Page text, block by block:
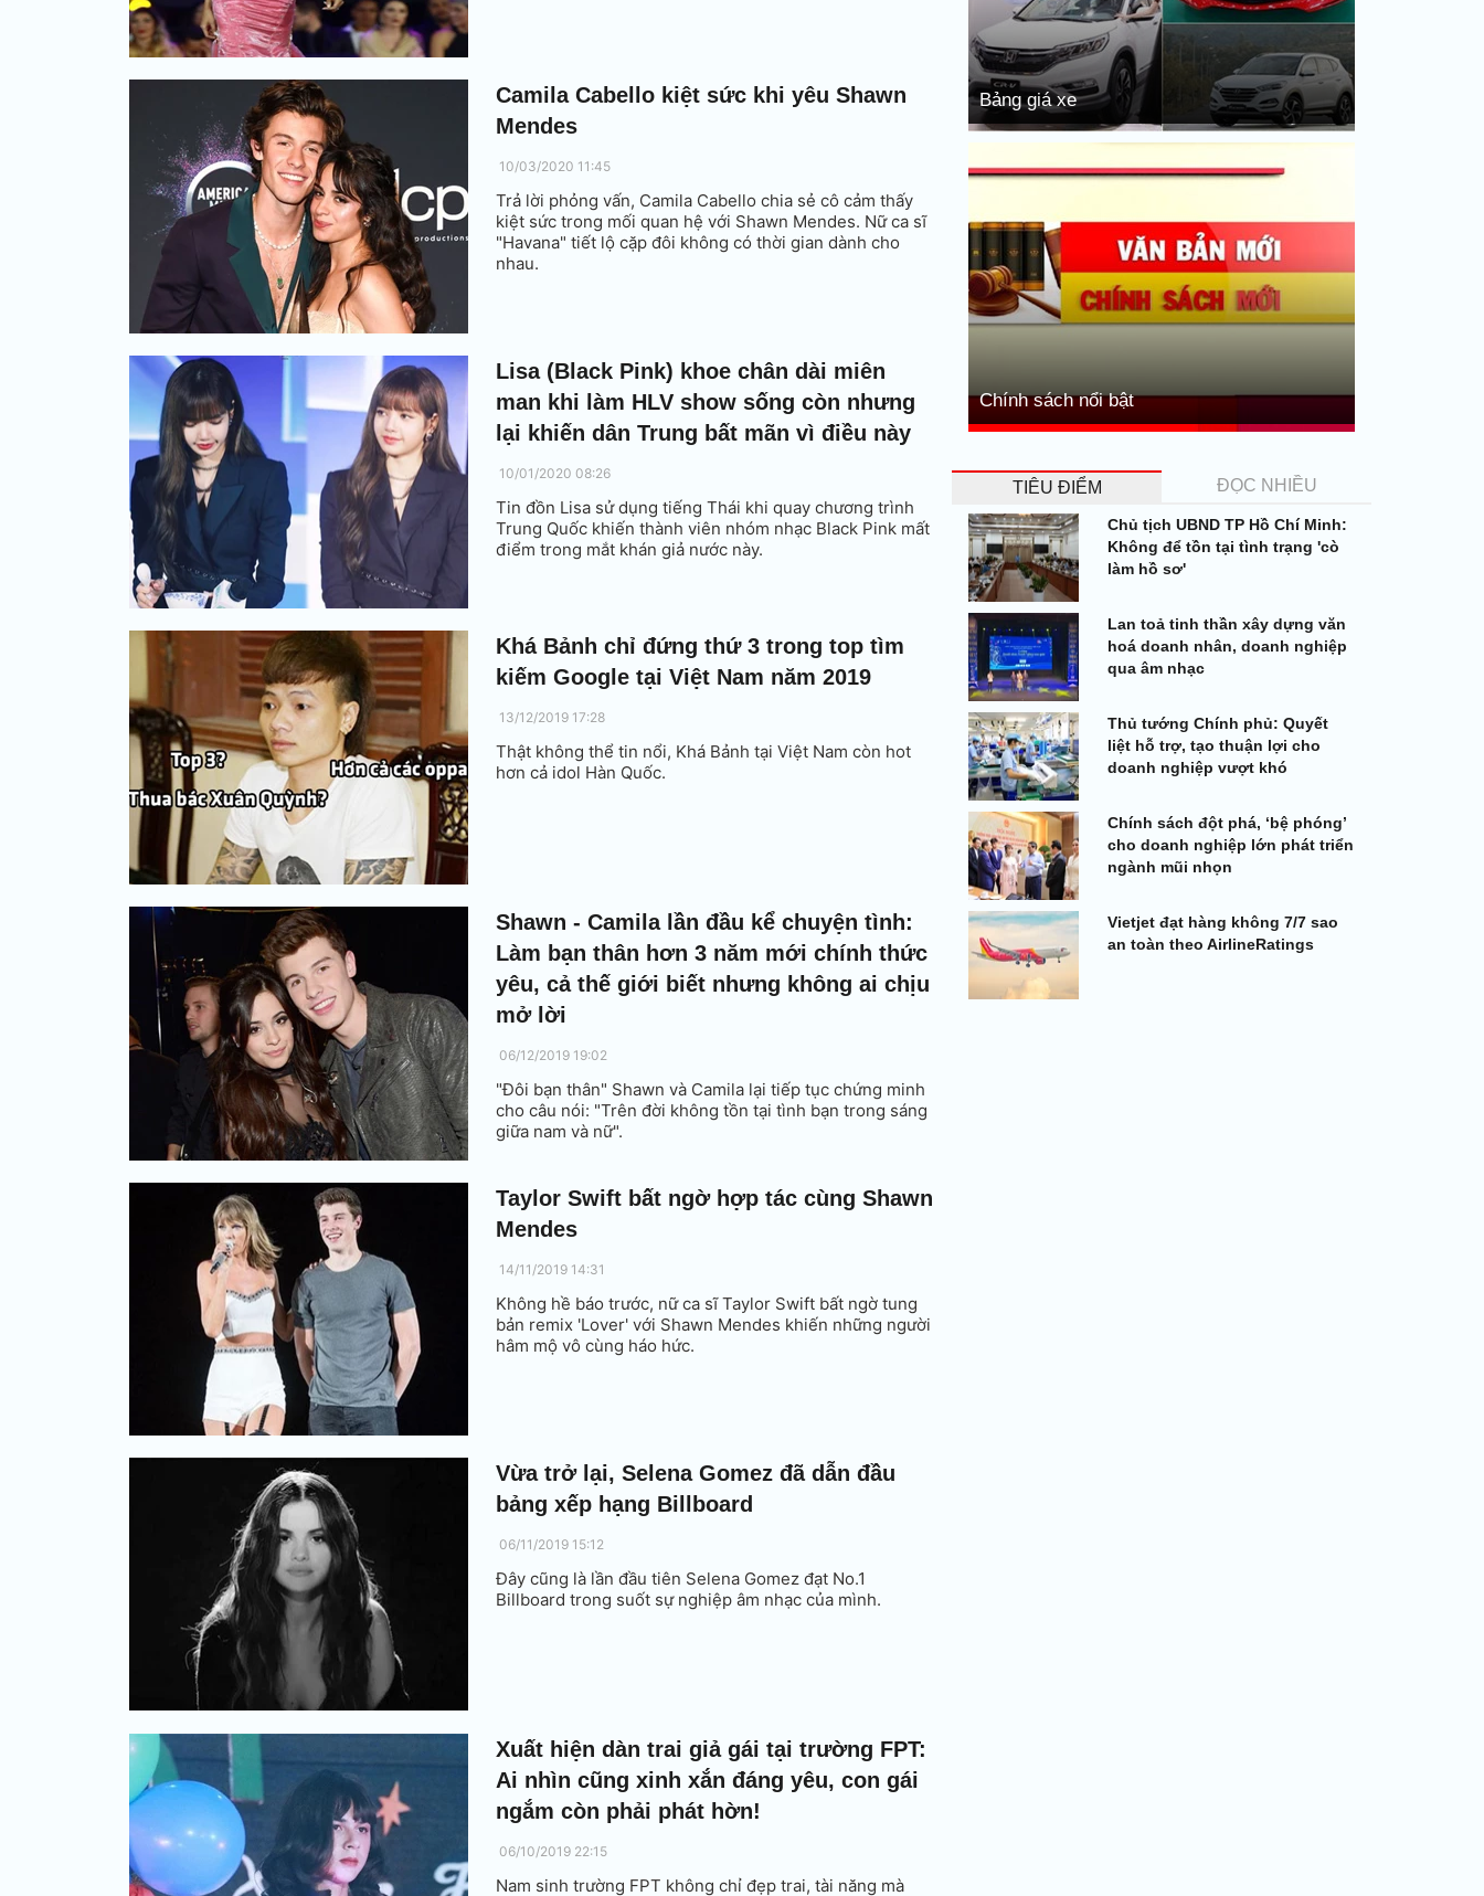
Camila Cabello kiệt sức khi yêu Shawn
Mendes
10/03/2020 11:45
Trả lời phỏng vấn, Camila Cabello chia sẻ cô cảm thấy
kiệt sức trong mối quan hệ với Shawn Mendes. Nữ ca sĩ
"Havana" tiết lộ cặp đôi không có thời gian dành cho
nhau.
Lisa (Black Pink) khoe chân dài miên
man khi làm HLV show sống còn nhưng
lại khiến dân Trung bất mãn vì điều này
10/01/2020 08:26
Tin đồn Lisa sử dụng tiếng Thái khi quay chương trình
Trung Quốc khiến thành viên nhóm nhạc Black Pink mất
điểm trong mắt khán giả nước này.
Khá Bảnh chỉ đứng thứ 3 trong top tìm
kiếm Google tại Việt Nam năm 2019
13/12/2019 17:28
Thật không thể tin nổi, Khá Bảnh tại Việt Nam còn hot
hơn cả idol Hàn Quốc.
Shawn - Camila lần đầu kể chuyện tình:
Làm bạn thân hơn 3 năm mới chính thức
yêu, cả thế giới biết nhưng không ai chịu
mở lời
06/12/2019 19:02
"Đôi bạn thân" Shawn và Camila lại tiếp tục chứng minh
cho câu nói: "Trên đời không tồn tại tình bạn trong sáng
giữa nam và nữ".
Taylor Swift bất ngờ hợp tác cùng Shawn
Mendes
14/11/2019 14:31
Không hề báo trước, nữ ca sĩ Taylor Swift bất ngờ tung
bản remix 'Lover' với Shawn Mendes khiến những người
hâm mộ vô cùng háo hức.
Vừa trở lại, Selena Gomez đã dẫn đầu
bảng xếp hạng Billboard
06/11/2019 15:12
Đây cũng là lần đầu tiên Selena Gomez đạt No.1
Billboard trong suốt sự nghiệp âm nhạc của mình.
Xuất hiện dàn trai giả gái tại trường FPT:
Ai nhìn cũng xinh xắn đáng yêu, con gái
ngắm còn phải phát hờn!
06/10/2019 22:15
Nam sinh trường FPT không chỉ đẹp trai, tài năng mà
Bảng giá xe
Chính sách nổi bật
TIÊU ĐIỂM ĐỌC NHIỀU
Chủ tịch UBND TP Hồ Chí Minh:
Không để tồn tại tình trạng 'cò
làm hồ sơ'
Lan toả tinh thần xây dựng văn
hoá doanh nhân, doanh nghiệp
qua âm nhạc
Thủ tướng Chính phủ: Quyết
liệt hỗ trợ, tạo thuận lợi cho
doanh nghiệp vượt khó
Chính sách đột phá, ‘bệ phóng’
cho doanh nghiệp lớn phát triển
ngành mũi nhọn
Vietjet đạt hàng không 7/7 sao
an toàn theo AirlineRatings